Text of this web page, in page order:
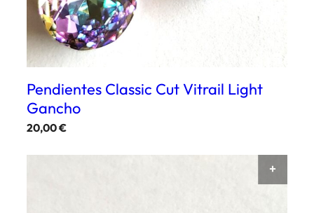
Pendientes Classic Cut Vitrail Light
Gancho
20,00€